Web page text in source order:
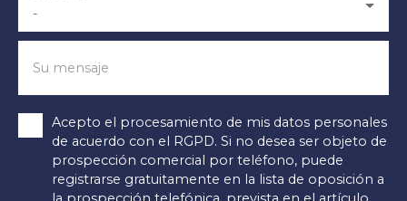
-
Su mensaje
Acepto el procesamiento de mis datos personales
de acuerdo con el RGPD. Si no desea ser objeto de
prospección comercial por teléfono, puede
registrarse gratuitamente en la lista de oposición a